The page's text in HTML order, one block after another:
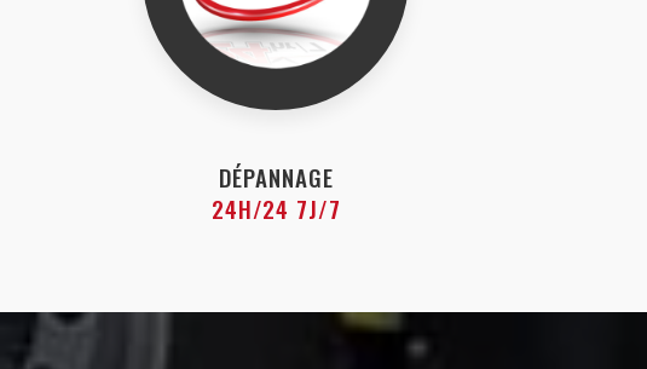
DÉPANNAGE
24H/24 7J/7